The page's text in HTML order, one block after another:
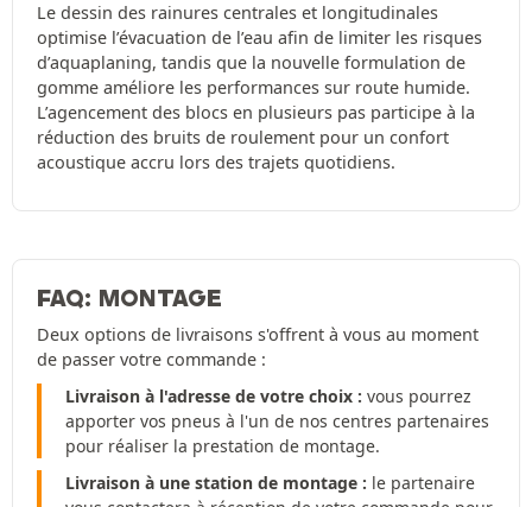
Le dessin des rainures centrales et longitudinales
optimise l’évacuation de l’eau afin de limiter les risques
d’aquaplaning, tandis que la nouvelle formulation de
gomme améliore les performances sur route humide.
L’agencement des blocs en plusieurs pas participe à la
réduction des bruits de roulement pour un confort
acoustique accru lors des trajets quotidiens.
FAQ: MONTAGE
Deux options de livraisons s'offrent à vous au moment
de passer votre commande :
Livraison à l'adresse de votre choix : vous pourrez
apporter vos pneus à l'un de nos centres partenaires
pour réaliser la prestation de montage.
Livraison à une station de montage : le partenaire